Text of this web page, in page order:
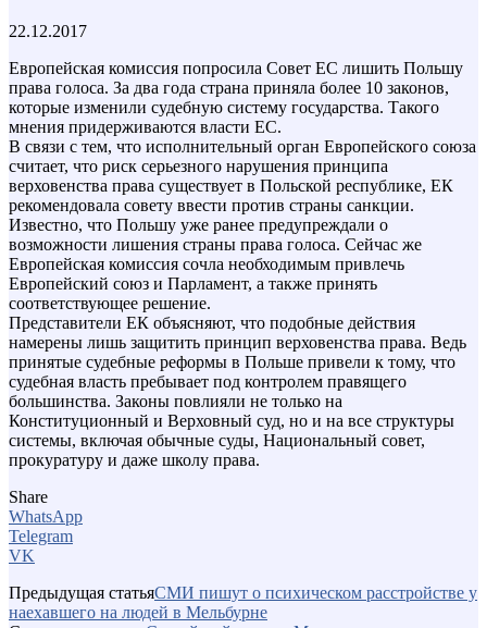
22.12.2017
Европейская комиссия попросила Совет ЕС лишить Польшу
права голоса. За два года страна приняла более 10 законов,
которые изменили судебную систему государства. Такого
мнения придерживаются власти ЕС.
В связи с тем, что исполнительный орган Европейского союза
считает, что риск серьезного нарушения принципа
верховенства права существует в Польской республике, ЕК
рекомендовала совету ввести против страны санкции.
Известно, что Польшу уже ранее предупреждали о
возможности лишения страны права голоса. Сейчас же
Европейская комиссия сочла необходимым привлечь
Европейский союз и Парламент, а также принять
соответствующее решение.
Представители ЕК объясняют, что подобные действия
намерены лишь защитить принцип верховенства права. Ведь
принятые судебные реформы в Польше привели к тому, что
судебная власть пребывает под контролем правящего
большинства. Законы повлияли не только на
Конституционный и Верховный суд, но и на все структуры
системы, включая обычные суды, Национальный совет,
прокуратуру и даже школу права.
Share
WhatsApp
Telegram
VK
Предыдущая статьяСМИ пишут о психическом расстройстве у
наехавшего на людей в Мельбурне